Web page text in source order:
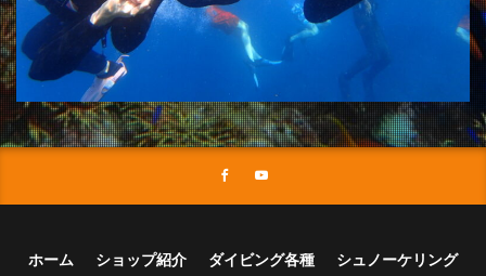
ホーム ショップ紹介 ダイビング各種
シュノーケリング